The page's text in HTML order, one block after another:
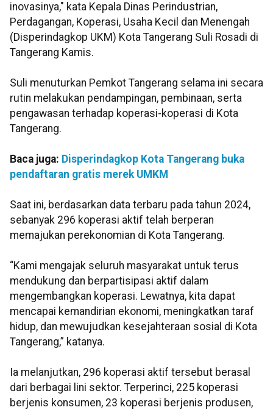
inovasinya," kata Kepala Dinas Perindustrian,
Perdagangan, Koperasi, Usaha Kecil dan Menengah
(Disperindagkop UKM) Kota Tangerang Suli Rosadi di
Tangerang Kamis.
Suli menuturkan Pemkot Tangerang selama ini secara
rutin melakukan pendampingan, pembinaan, serta
pengawasan terhadap koperasi-koperasi di Kota
Tangerang.
Baca juga: Disperindagkop Kota Tangerang buka
pendaftaran gratis merek UMKM
Saat ini, berdasarkan data terbaru pada tahun 2024,
sebanyak 296 koperasi aktif telah berperan
memajukan perekonomian di Kota Tangerang.
“Kami mengajak seluruh masyarakat untuk terus
mendukung dan berpartisipasi aktif dalam
mengembangkan koperasi. Lewatnya, kita dapat
mencapai kemandirian ekonomi, meningkatkan taraf
hidup, dan mewujudkan kesejahteraan sosial di Kota
Tangerang,” katanya.
Ia melanjutkan, 296 koperasi aktif tersebut berasal
dari berbagai lini sektor. Terperinci, 225 koperasi
berjenis konsumen, 23 koperasi berjenis produsen,